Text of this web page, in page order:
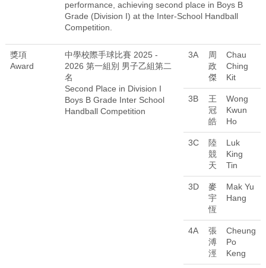
performance, achieving second place in Boys B
Grade (Division I) at the Inter-School Handball
Competition.
獎項
Award
中學校際手球比賽 2025 -
2026 第一組別 男子乙組第二
名
Second Place in Division I
Boys B Grade Inter School
Handball Competition
3A
周
政
傑
Chau
Ching
Kit
3B
王
冠
皓
Wong
Kwun
Ho
3C
陸
競
天
Luk
King
Tin
3D
麥
宇
恆
Mak Yu
Hang
4A
張
溥
涇
Cheung
Po
Keng